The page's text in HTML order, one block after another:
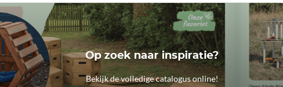
Op zoek naar inspiratie?
Bekijk de volledige catalogus online!